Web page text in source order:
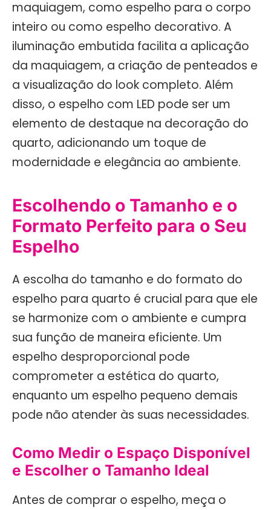
maquiagem, como espelho para o corpo
inteiro ou como espelho decorativo. A
iluminação embutida facilita a aplicação
da maquiagem, a criação de penteados e
a visualização do look completo. Além
disso, o espelho com LED pode ser um
elemento de destaque na decoração do
quarto, adicionando um toque de
modernidade e elegância ao ambiente.
Escolhendo o Tamanho e o
Formato Perfeito para o Seu
Espelho
A escolha do tamanho e do formato do
espelho para quarto é crucial para que ele
se harmonize com o ambiente e cumpra
sua função de maneira eficiente. Um
espelho desproporcional pode
comprometer a estética do quarto,
enquanto um espelho pequeno demais
pode não atender às suas necessidades.
Como Medir o Espaço Disponível
e Escolher o Tamanho Ideal
Antes de comprar o espelho, meça o